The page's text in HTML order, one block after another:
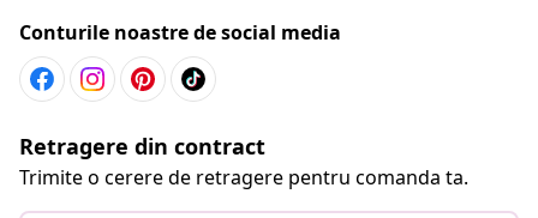
Conturile noastre de social media
Retragere din contract
Trimite o cerere de retragere pentru comanda ta.